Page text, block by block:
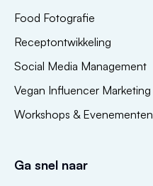
Food Fotografie
Receptontwikkeling
Social Media Management
Vegan Influencer Marketing
Workshops & Evenementen
Ga snel naar